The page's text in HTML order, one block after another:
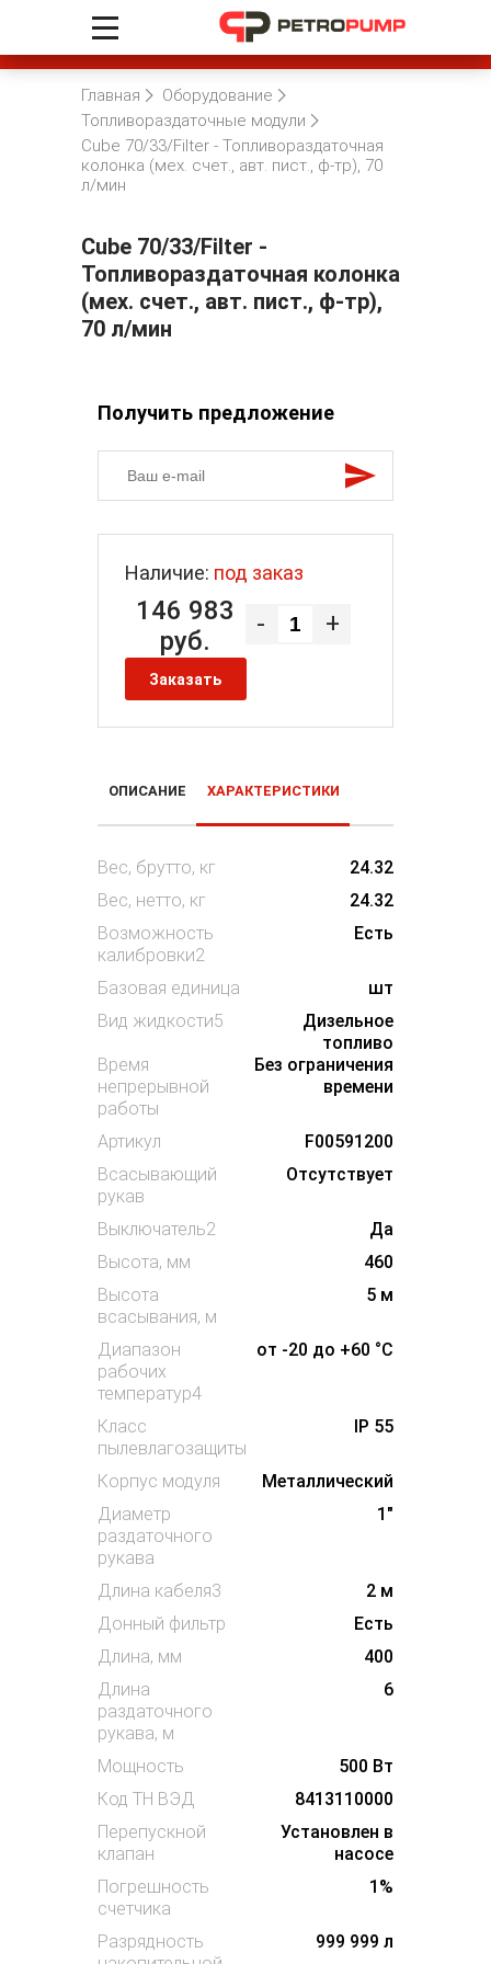
Главная
Оборудование
Топливораздаточные модули
Cube 70/33/Filter - Топливораздаточная
колонка (мех. счет., авт. пист., ф-тр), 70
л/мин
Cube 70/33/Filter -
Топливораздаточная колонка
(мех. счет., авт. пист., ф-тр),
70 л/мин
Получить предложение
Наличие: под заказ
146 983
руб.
- +
Заказать
ОПИСАНИЕ ХАРАКТЕРИСТИКИ
Вес, брутто, кг
24.32
Вес, нетто, кг
24.32
Возможность
калибровки2
Есть
Базовая единица
шт
Вид жидкости5
Дизельное
топливо
Время
непрерывной
работы
Без ограничения
времени
Артикул
F00591200
Всасывающий
рукав
Отсутствует
Выключатель2
Да
Высота, мм
460
Высота
всасывания, м
5 м
Диапазон
рабочих
температур4
от -20 до +60 °С
Класс
пылевлагозащиты
IP 55
Корпус модуля
Металлический
Диаметр
раздаточного
рукава
1"
Длина кабеля3
2 м
Донный фильтр
Есть
Длина, мм
400
Длина
раздаточного
рукава, м
6
Мощность
500 Вт
Код ТН ВЭД
8413110000
Перепускной
клапан
Установлен в
насосе
Погрешность
счетчика
1%
Разрядность
999 999 л